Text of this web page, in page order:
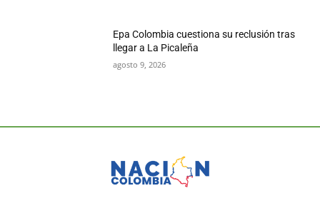
Epa Colombia cuestiona su reclusión tras
llegar a La Picaleña
agosto 9, 2026